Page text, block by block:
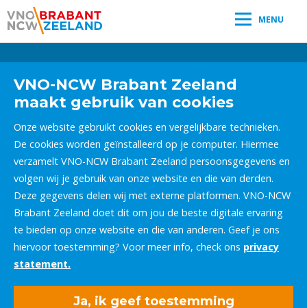
MENU
VNO-NCW Brabant Zeeland
maakt gebruik van cookies
Onze website gebruikt cookies en vergelijkbare technieken.
De cookies worden geïnstalleerd op je computer. Hiermee
verzamelt VNO-NCW Brabant Zeeland persoonsgegevens en
volgen wij je gebruik van onze website en die van derden.
Deze gegevens delen wij met externe platformen. VNO-NCW
Brabant Zeeland doet dit om jou de beste digitale ervaring
te bieden op onze website en die van anderen. Geef je ons
hiervoor toestemming? Voor meer info, check ons privacy
statement.
Ja, ik geef toestemming